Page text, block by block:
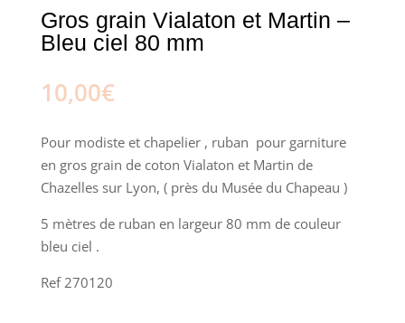
Gros grain Vialaton et Martin –
Bleu ciel 80 mm
10,00€
Pour modiste et chapelier , ruban pour garniture
en gros grain de coton Vialaton et Martin de
Chazelles sur Lyon, ( près du Musée du Chapeau )
5 mètres de ruban en largeur 80 mm de couleur
bleu ciel .
Ref 270120